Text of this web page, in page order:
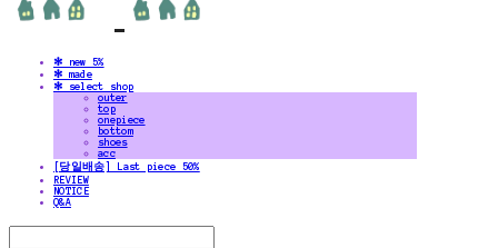
✻ new 5%
✻ made
✻ select shop
outer
top
onepiece
bottom
shoes
acc
[당일배송] Last piece 50%
REVIEW
NOTICE
Q&A